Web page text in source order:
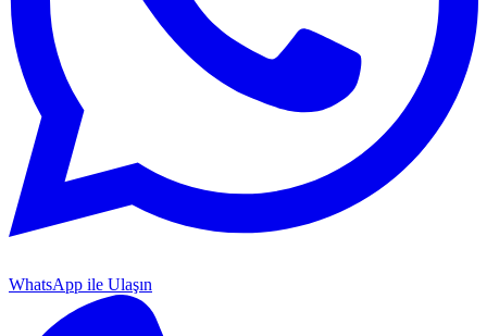
WhatsApp ile Ulaşın